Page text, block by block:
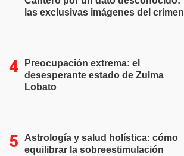
las exclusivas imágenes del crimen
Preocupación extrema: el
desesperante estado de Zulma
Lobato
Astrología y salud holística: cómo
equilibrar la sobreestimulación